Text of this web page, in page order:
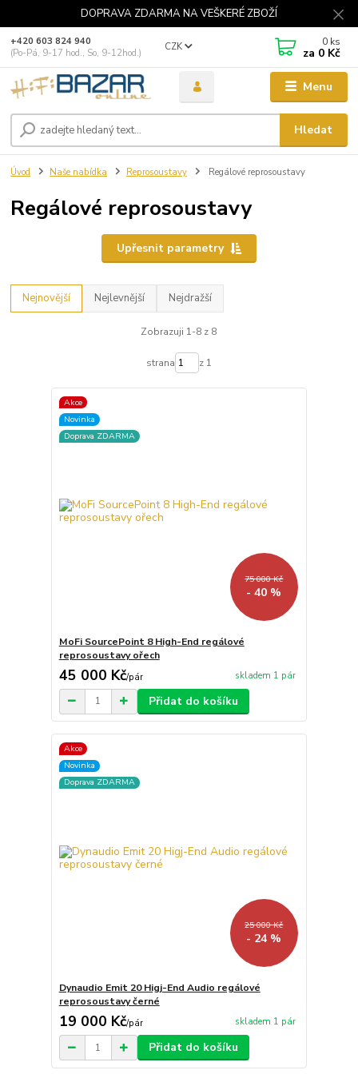
DOPRAVA ZDARMA NA VEŠKERÉ ZBOŽÍ
Menu
CZK
Hledat
+420 603 824 940
(Po-Pá, 9-17 hod., So, 9-12hod.)
0 ks
za 0 Kč
Úvod Naše nabídka Reprosoustavy Regálové reprosoustavy
Regálové reprosoustavy
Upřesnit parametry
Nejnovější Nejlevnější Nejdražší
Zobrazuji 1-8 z 8
strana z 1
Akce
Novinka
Doprava ZDARMA
75 000 Kč
- 40 %
MoFi SourcePoint 8 High-End regálové
reprosoustavy ořech
45 000 Kč/pár skladem 1 pár
Přidat do košíku
Akce
Novinka
Doprava ZDARMA
25 000 Kč
- 24 %
Dynaudio Emit 20 Higj-End Audio regálové
reprosoustavy černé
19 000 Kč/pár skladem 1 pár
Přidat do košíku